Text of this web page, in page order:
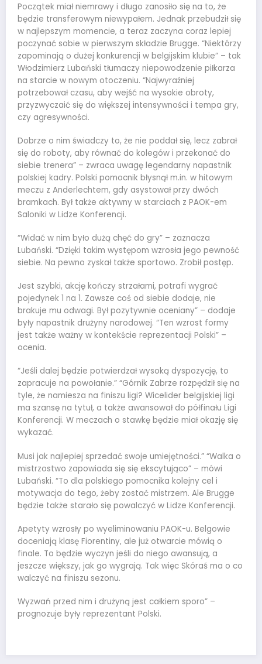
Początek miał niemrawy i długo zanosiło się na to, że
będzie transferowym niewypałem. Jednak przebudził się
w najlepszym momencie, a teraz zaczyna coraz lepiej
poczynać sobie w pierwszym składzie Brugge. “Niektórzy
zapominają o dużej konkurencji w belgijskim klubie” – tak
Włodzimierz Lubański tłumaczy niepowodzenie piłkarza
na starcie w nowym otoczeniu. “Najwyraźniej
potrzebował czasu, aby wejść na wysokie obroty,
przyzwyczaić się do większej intensywności i tempa gry,
czy agresywności.
Dobrze o nim świadczy to, że nie poddał się, lecz zabrał
się do roboty, aby równać do kolegów i przekonać do
siebie trenera” – zwraca uwagę legendarny napastnik
polskiej kadry. Polski pomocnik błysnął m.in. w hitowym
meczu z Anderlechtem, gdy asystował przy dwóch
bramkach. Był także aktywny w starciach z PAOK-em
Saloniki w Lidze Konferencji.
“Widać w nim było dużą chęć do gry” – zaznacza
Lubański. “Dzięki takim występom wzrosła jego pewność
siebie. Na pewno zyskał także sportowo. Zrobił postęp.
Jest szybki, akcję kończy strzałami, potrafi wygrać
pojedynek 1 na 1. Zawsze coś od siebie dodaje, nie
brakuje mu odwagi. Był pozytywnie oceniany” – dodaje
były napastnik drużyny narodowej. “Ten wzrost formy
jest także ważny w kontekście reprezentacji Polski” –
ocenia.
“Jeśli dalej będzie potwierdzał wysoką dyspozycję, to
zapracuje na powołanie.” “Górnik Zabrze rozpędził się na
tyle, że namiesza na finiszu ligi? Wicelider belgijskiej ligi
ma szansę na tytuł, a także awansował do półfinału Ligi
Konferencji. W meczach o stawkę będzie miał okazję się
wykazać.
Musi jak najlepiej sprzedać swoje umiejętności.” “Walka o
mistrzostwo zapowiada się się ekscytująco” – mówi
Lubański. “To dla polskiego pomocnika kolejny cel i
motywacja do tego, żeby zostać mistrzem. Ale Brugge
będzie także starało się powalczyć w Lidze Konferencji.
Apetyty wzrosły po wyeliminowaniu PAOK-u. Belgowie
doceniają klasę Fiorentiny, ale już otwarcie mówią o
finale. To będzie wyczyn jeśli do niego awansują, a
jeszcze większy, jak go wygrają. Tak więc Skóraś ma o co
walczyć na finiszu sezonu.
Wyzwań przed nim i drużyną jest całkiem sporo” –
prognozuje były reprezentant Polski.